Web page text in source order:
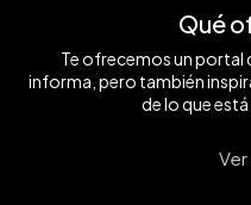
Qué
Te ofrecemos un portal
informa, pero también
de lo que